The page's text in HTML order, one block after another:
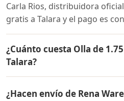
Carla Rios, distribuidora
gratis a Talara y el pago es
¿Cuánto cuesta Olla de
Talara?
en todo el Perú. Contáctame
¿Hacen envío de Rena